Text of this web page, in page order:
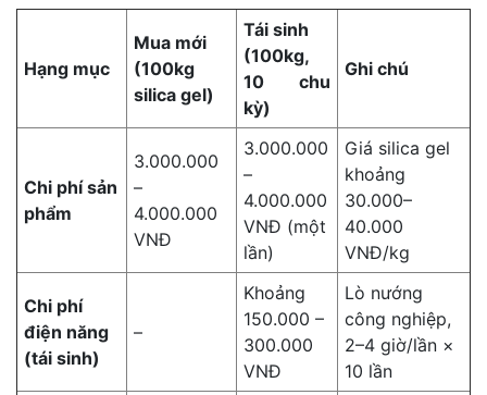
Hạng mục
Mua mới
(100kg
silica gel)
Tái sinh
(100kg,
10 chu
kỳ)
Ghi chú
Chi phí sản
phẩm
3.000.000
–
4.000.000
VNĐ
3.000.000
–
4.000.000
VNĐ (một
lần)
Giá silica gel
khoảng
30.000–
40.000
VNĐ/kg
Chi phí
điện năng
(tái sinh)
–
Khoảng
150.000 –
300.000
VNĐ
Lò nướng
công nghiệp,
2–4 giờ/lần ×
10 lần